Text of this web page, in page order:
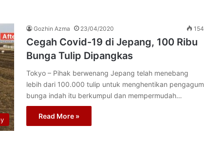
Gozhin Azma 23/04/2020 154
Cegah Covid-19 di Jepang, 100 Ribu
Bunga Tulip Dipangkas
Tokyo – Pihak berwenang Jepang telah menebang
lebih dari 100.000 tulip untuk menghentikan pengagum
bunga indah itu berkumpul dan mempermudah…
Read More »